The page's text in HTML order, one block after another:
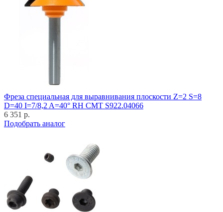
Фреза специальная для выравнивания плоскости Z=2 S=8
D=40 I=7/8,2 A=40° RH CMT S922.04066
6 351 р.
Подобрать аналог